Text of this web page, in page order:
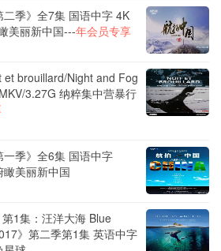
季》全7集 国语中字 4K
美丽新中国---年会员专享
et brouillard/Night and Fog
3.27G 纳粹集中营暴行
季》全6集 国语中字
美丽新中国
1集：汪洋大海 Blue
》第二季第1集 英语中字